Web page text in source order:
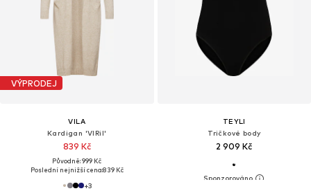
VÝPRODEJ
VILA
Kardigan 'VIRil'
839 Kč
Původně: 999 Kč
Poslední nejnižší cena:839 Kč
+3
TEYLI
Tričkové body
2 909 Kč